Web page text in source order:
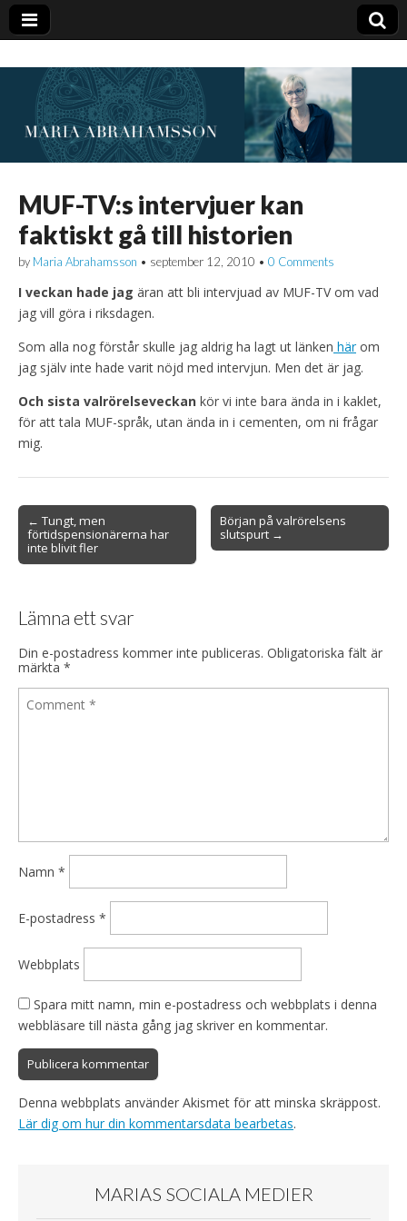
MUF-TV:s intervjuer kan
faktiskt gå till historien
by Maria Abrahamsson • september 12, 2010 • 0 Comments
I veckan hade jag äran att bli intervjuad av MUF-TV om vad
jag vill göra i riksdagen.
Som alla nog förstår skulle jag aldrig ha lagt ut länken härom
jag själv inte hade varit nöjd med intervjun. Men det är jag.
Och sista valrörelseveckan kör vi inte bara ända in i kaklet,
för att tala MUF-språk, utan ända in i cementen, om ni frågar
mig.
Post
navigation
← Tungt, men
förtidspensionärerna har
inte blivit fler
Början på valrörelsens
slutspurt →
Lämna ett svar
Din e-postadress kommer inte publiceras. Obligatoriska fält är
märkta *
Namn *
E-postadress *
Webbplats
Spara mitt namn, min e-postadress och webbplats i denna
webbläsare till nästa gång jag skriver en kommentar.
Denna webbplats använder Akismet för att minska skräppost.
Lär dig om hur din kommentarsdata bearbetas.
MARIAS SOCIALA MEDIER